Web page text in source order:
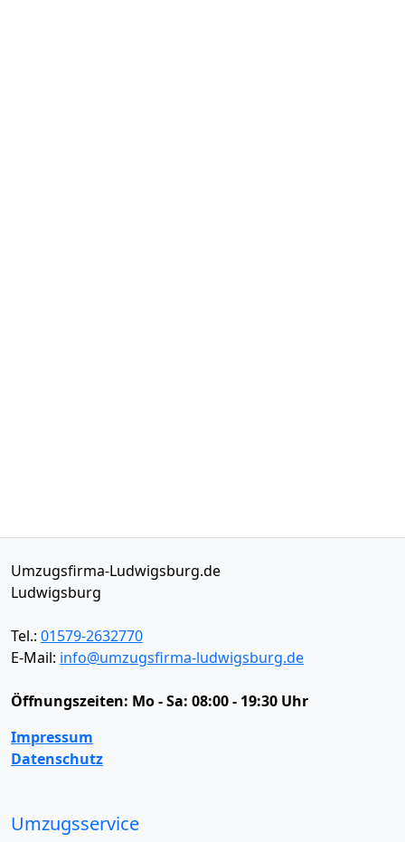
Umzugsfirma-Ludwigsburg.de
Ludwigsburg
Tel.: 01579-2632770
E-Mail: info@umzugsfirma-ludwigsburg.de
Öffnungszeiten: Mo - Sa: 08:00 - 19:30 Uhr
Impressum
Datenschutz
Umzugsservice